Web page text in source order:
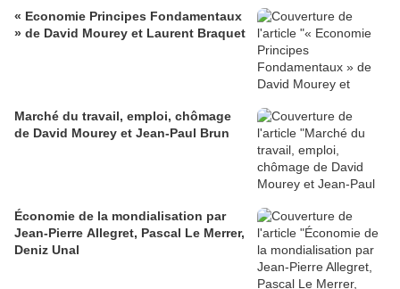
« Economie Principes Fondamentaux
» de David Mourey et Laurent Braquet
Marché du travail, emploi, chômage
de David Mourey et Jean-Paul Brun
Économie de la mondialisation par
Jean-Pierre Allegret, Pascal Le Merrer,
Deniz Unal